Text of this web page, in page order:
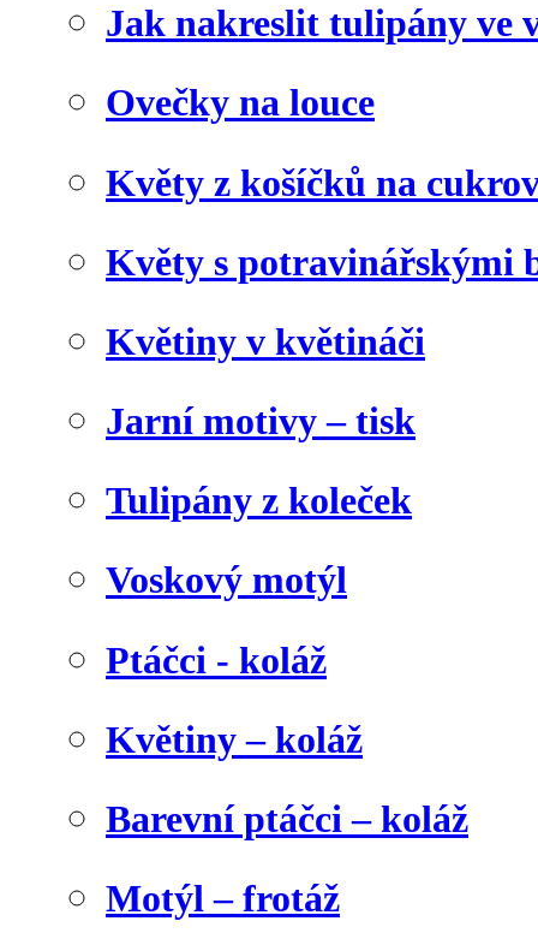
Jak nakreslit tulipány ve
Ovečky na louce
Květy z košíčků na
Květy s potravinářskými
Květiny v květináči
Jarní motivy – tisk
Tulipány z koleček
Voskový motýl
Ptáčci - koláž
Květiny – koláž
Barevní ptáčci – koláž
Motýl – frotáž